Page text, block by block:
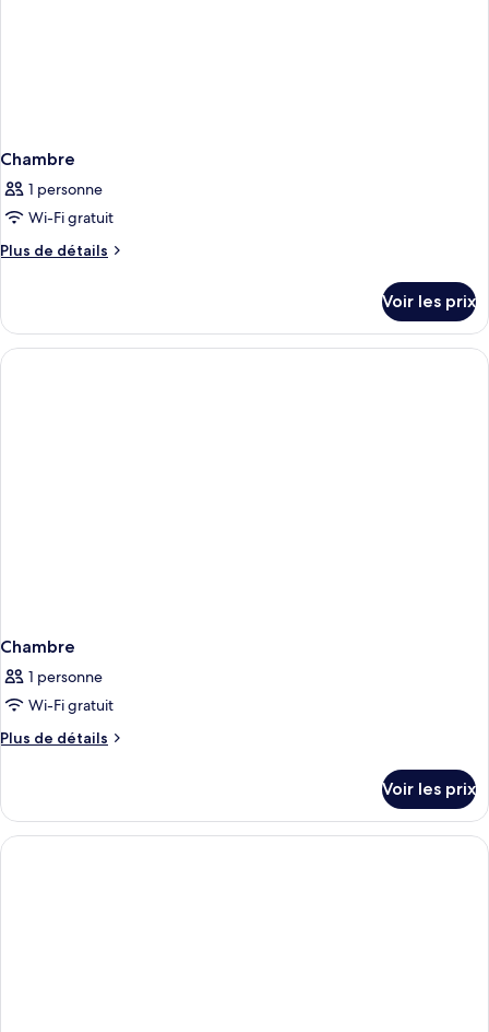
Chambre
1 personne
Wi-Fi gratuit
Plus de détails
Plus
le
type
de
Voir les prix
Chambre
1 personne
Wi-Fi gratuit
Plus de détails
Plus
le
type
de
Voir les prix